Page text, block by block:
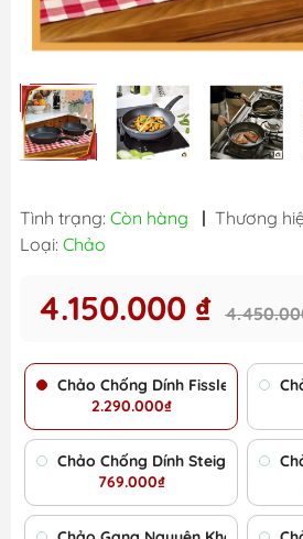
Tình trạng: Còn hàng | Thương
Loại: Chảo
4.150.000 ₫
Chảo Chống Dính Fissler
2.290.000₫
Chảo Chống Dính Steiger
769.000₫